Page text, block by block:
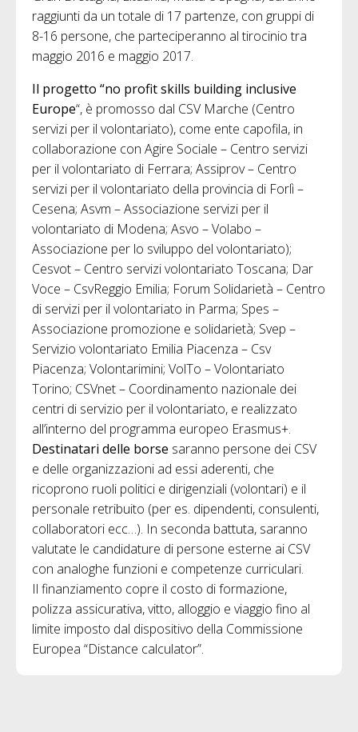
raggiunti da un totale di 17 partenze, con gruppi di
8-16 persone, che parteciperanno al tirocinio tra
maggio 2016 e maggio 2017.
Il progetto “no profit skills building inclusive
Europe“, è promosso dal CSV Marche (Centro
servizi per il volontariato), come ente capofila, in
collaborazione con Agire Sociale – Centro servizi
per il volontariato di Ferrara; Assiprov – Centro
servizi per il volontariato della provincia di Forlì –
Cesena; Asvm – Associazione servizi per il
volontariato di Modena; Asvo – Volabo –
Associazione per lo sviluppo del volontariato);
Cesvot – Centro servizi volontariato Toscana; Dar
Voce – CsvReggio Emilia; Forum Solidarietà – Centro
di servizi per il volontariato in Parma; Spes –
Associazione promozione e solidarietà; Svep –
Servizio volontariato Emilia Piacenza – Csv
Piacenza; Volontarimini; VolTo – Volontariato
Torino; CSVnet – Coordinamento nazionale dei
centri di servizio per il volontariato, e realizzato
all’interno del programma europeo Erasmus+.
Destinatari delle borse saranno persone dei CSV
e delle organizzazioni ad essi aderenti, che
ricoprono ruoli politici e dirigenziali (volontari) e il
personale retribuito (per es. dipendenti, consulenti,
collaboratori ecc…). In seconda battuta, saranno
valutate le candidature di persone esterne ai CSV
con analoghe funzioni e competenze curriculari.
Il finanziamento copre il costo di formazione,
polizza assicurativa, vitto, alloggio e viaggio fino al
limite imposto dal dispositivo della Commissione
Europea “Distance calculator”.